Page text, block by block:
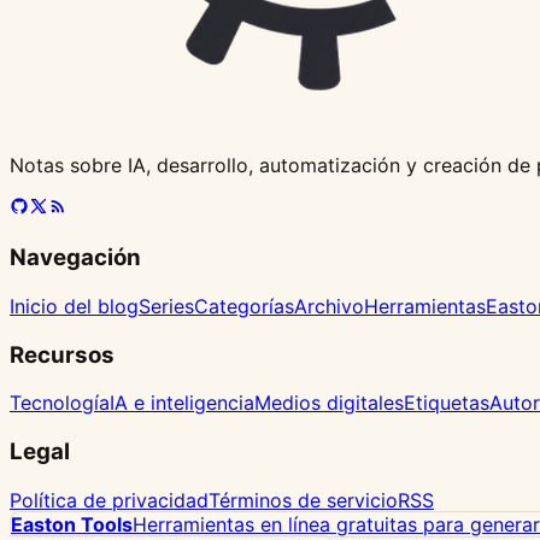
Notas sobre IA, desarrollo, automatización y creación
Navegación
Inicio del blogSeriesCategoríasArchivoHerramientas
Recursos
TecnologíaIA e inteligenciaMedios digitalesEtiquetasAutor
Legal
Política de privacidadTérminos de servicioRSS
Easton ToolsHerramientas en línea gratuitas para